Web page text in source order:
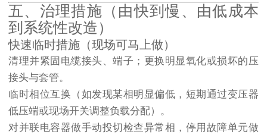
五、治理措施（由快到慢、由低成本
到系统性改造）
快速临时措施（现场可马上做）
清理并紧固电缆接头、端子；更换明显氧化或损坏的压
接头与套管。
临时相位互换（如发现某相明显偏低，短期通过变压器
低压端或现场开关调整负载分配）。
对并联电容器做手动投切检查异常相，停用故障单元做